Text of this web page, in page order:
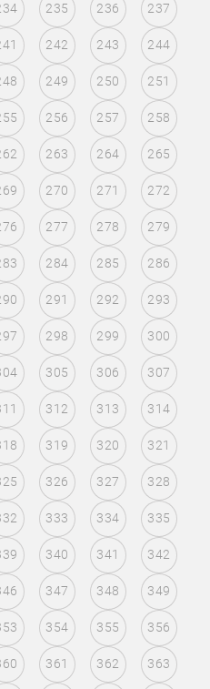
235 236 237
242 243 244
249 250 251
256 257 258
263 264 265
270 271 272
277 278 279
284 285 286
291 292 293
298 299 300
305 306 307
312 313 314
319 320 321
326 327 328
333 334 335
340 341 342
347 348 349
354 355 356
361 362 363